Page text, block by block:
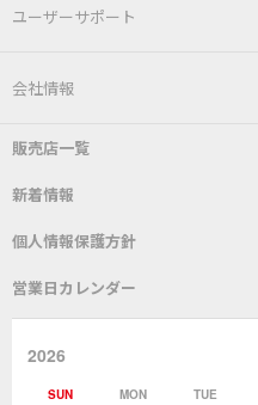
製品情報TOP
はんだ付けシステム
こて先
表面実装/SMT関連
作業環境／材料
ユーザーサポート
ユーザーサポートTOP
よくあるご質問
取扱説明書
該非説明発行の申込み
会社情報
会社概要
グットのあゆみ
販売店一覧
新着情報
個人情報保護方針
営業日カレンダー
2026
SUN MON TUE